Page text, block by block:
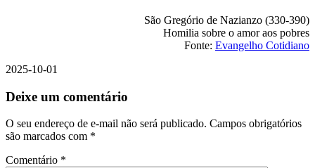
São Gregório de Nazianzo (330-390)
Homilia sobre o amor aos pobres
Fonte: Evangelho Cotidiano
2025-10-01
Deixe um comentário
O seu endereço de e-mail não será publicado. Campos obrigatórios
são marcados com *
Comentário *